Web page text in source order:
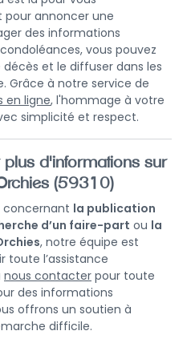
annoncer une
des informations
vous pouvez
et le diffuser dans les
Grâce à notre service de
en ligne, l'hommage à votre
simplicité et respect.
d'informations sur
(59310)
concernant la publication
d’un faire-part ou la
, notre équipe est
toute l’assistance
nous contacter pour toute
des informations
offrons un soutien à
difficile.